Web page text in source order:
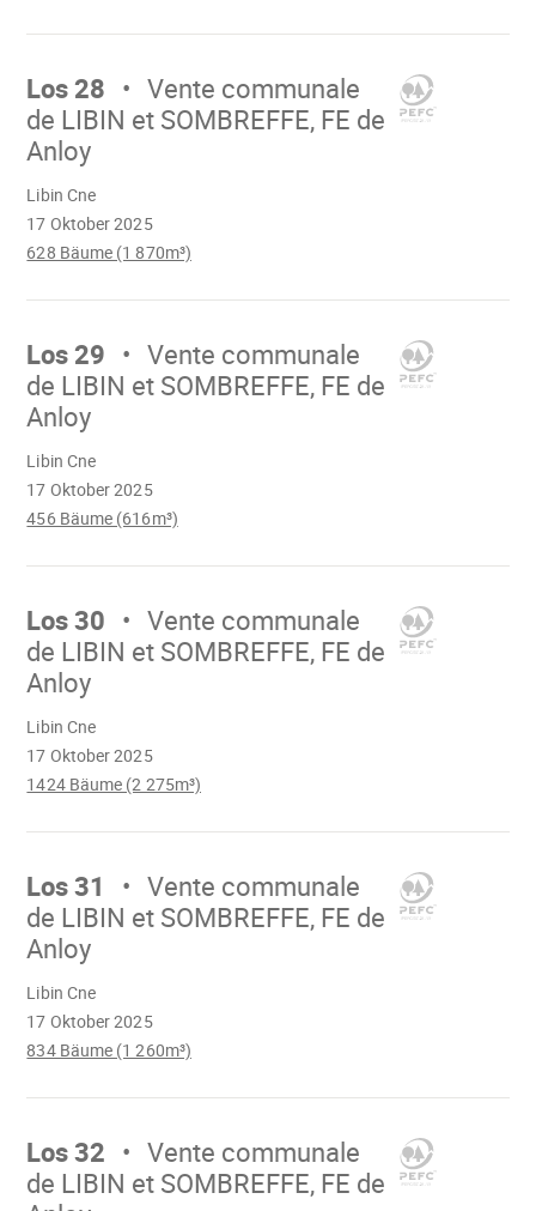
Mach
Los 28
Vente communale
de LIBIN et SOMBREFFE, FE de
Anloy
17 Oktober 2025
Libin Cne
628 Bäume (1 870m³)
Mach
Los 29
Vente communale
de LIBIN et SOMBREFFE, FE de
Anloy
17 Oktober 2025
Libin Cne
456 Bäume (616m³)
Mach
Los 30
Vente communale
de LIBIN et SOMBREFFE, FE de
Anloy
17 Oktober 2025
Libin Cne
1424 Bäume (2 275m³)
Mach
Los 31
Vente communale
de LIBIN et SOMBREFFE, FE de
Anloy
17 Oktober 2025
Libin Cne
834 Bäume (1 260m³)
Mach
Los 32
Vente communale
de LIBIN et SOMBREFFE, FE de